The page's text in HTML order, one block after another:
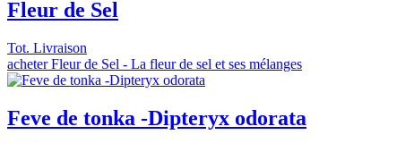
Fleur de Sel
Tot. Livraison
acheter Fleur de Sel - La fleur de sel et ses mélanges
Feve de tonka -Dipteryx odorata